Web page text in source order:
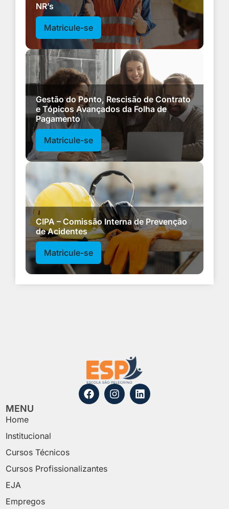
NR’s
Matricule-se
Gestão do Ponto, Rescisão de Contrato
e Tópicos Avançados da Folha de
Pagamento
Matricule-se
CIPA – Comissão Interna de Prevenção
de Acidentes
Matricule-se
MENU
Home
Institucional
Cursos Técnicos
Cursos Profissionalizantes
EJA
Empregos